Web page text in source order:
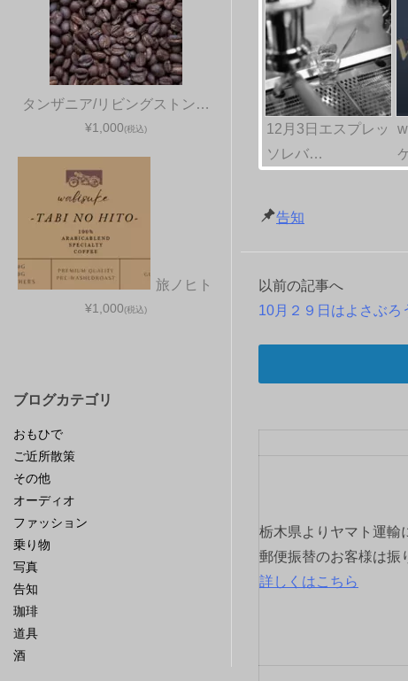
12月3日エスプレッ
ソレバ…
告知
投
シ
ョ
ン
以前の記事へ
10月２９日はよさぶろ
栃木県よりヤマト運輸
郵便振替のお客様は振
詳しくはこちら
タンザニア/リビングストン…
¥1,000(税込)
旅ノヒト
¥1,000(税込)
ブログカテゴリ
おもひで
ご近所散策
その他
オーディオ
ファッション
乗り物
写真
告知
珈琲
道具
酒